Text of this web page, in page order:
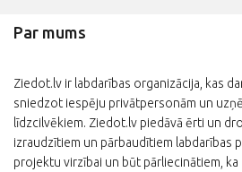
Par mums
Ziedot.lv ir labdarības organizācija, kas
sniedzot iespēju privātpersonām un
līdzcilvēkiem. Ziedot.lv piedāvā ērti un
izraudzītiem un pārbaudītiem labdarības
projektu virzībai un būt pārliecinātiem,